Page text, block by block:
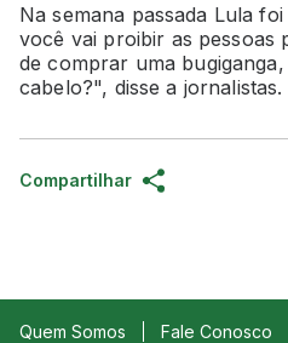
Na semana passada Lula
você vai proibir as pessoas
de comprar uma
cabelo?", disse a jornalistas.
Compartilhar
Quem Somos Fale Conosco